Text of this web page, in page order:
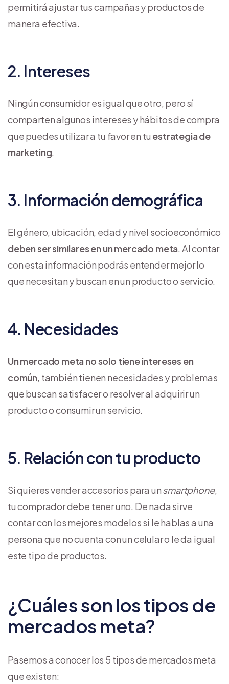
permitirá ajustar tus campañas y productos de
manera efectiva.
2. Intereses
Ningún consumidor es igual que otro, pero sí
comparten algunos intereses y hábitos de compra
que puedes utilizar a tu favor en tu estrategia de
marketing.
3. Información demográfica
El género, ubicación, edad y nivel socioeconómico
deben ser similares en un mercado meta. Al contar
con esta información podrás entender mejor lo
que necesitan y buscan en un producto o servicio.
4. Necesidades
Un mercado meta no solo tiene intereses en
común, también tienen necesidades y problemas
que buscan satisfacer o resolver al adquirir un
producto o consumir un servicio.
5. Relación con tu producto
Si quieres vender accesorios para unsmartphone,
tu comprador debe tener uno. De nada sirve
contar con los mejores modelos si le hablas a una
persona que no cuenta con un celular o le da igual
este tipo de productos.
¿Cuáles son los tipos de
mercados meta?
Pasemos a conocer los 5 tipos de mercados meta
que existen: